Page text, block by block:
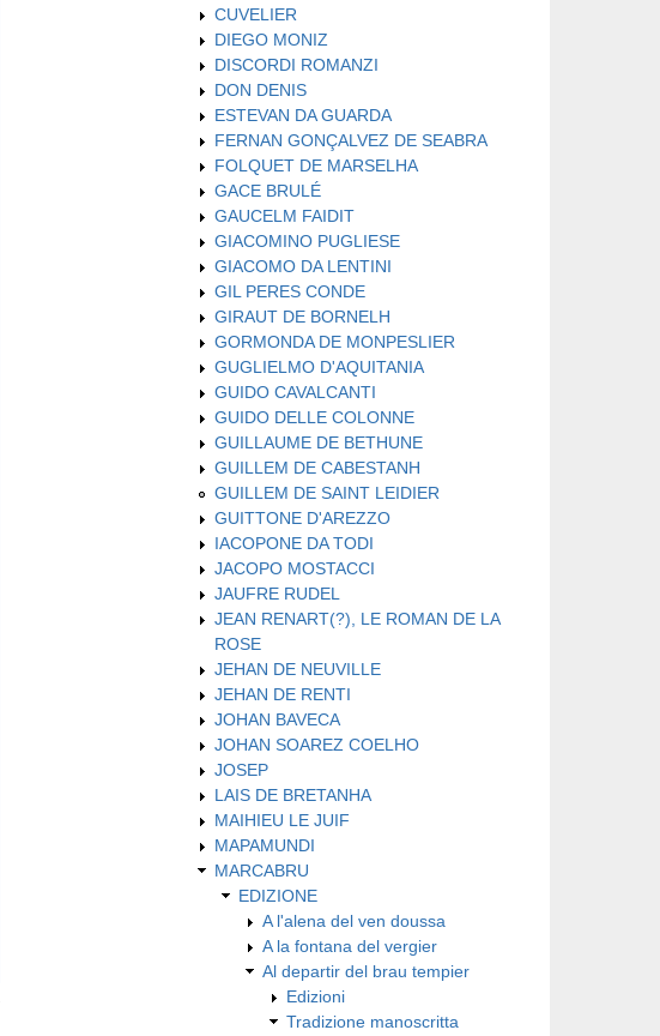
CUVELIER
DIEGO MONIZ
DISCORDI ROMANZI
DON DENIS
ESTEVAN DA GUARDA
FERNAN GONÇALVEZ DE SEABRA
FOLQUET DE MARSELHA
GACE BRULÉ
GAUCELM FAIDIT
GIACOMINO PUGLIESE
GIACOMO DA LENTINI
GIL PERES CONDE
GIRAUT DE BORNELH
GORMONDA DE MONPESLIER
GUGLIELMO D'AQUITANIA
GUIDO CAVALCANTI
GUIDO DELLE COLONNE
GUILLAUME DE BETHUNE
GUILLEM DE CABESTANH
GUILLEM DE SAINT LEIDIER
GUITTONE D'AREZZO
IACOPONE DA TODI
JACOPO MOSTACCI
JAUFRE RUDEL
JEAN RENART(?), LE ROMAN DE LA
ROSE
JEHAN DE NEUVILLE
JEHAN DE RENTI
JOHAN BAVECA
JOHAN SOAREZ COELHO
JOSEP
LAIS DE BRETANHA
MAIHIEU LE JUIF
MAPAMUNDI
MARCABRU
EDIZIONE
A l'alena del ven doussa
A la fontana del vergier
Al departir del brau tempier
Edizioni
Tradizione manoscritta